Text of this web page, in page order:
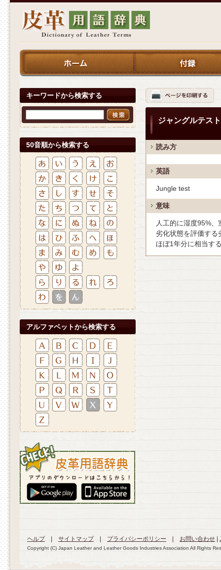
キーワードから検索する
50音順から検索する
アルファベットから検索する
ジャングルテスト
読み方
英語
Jungle test
意味
人工的に湿度95%
劣化状態を評価する
ほぼ1年分に相当す
ヘルプ| サイトマップ| プライバシーポリシー お問い合わせ
Copyright (C) Japan Leather and Leather Goods Industries Association All Rights